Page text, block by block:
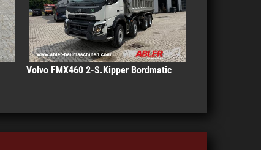
Volvo FMX460 2-S.Kipper Bordmatic